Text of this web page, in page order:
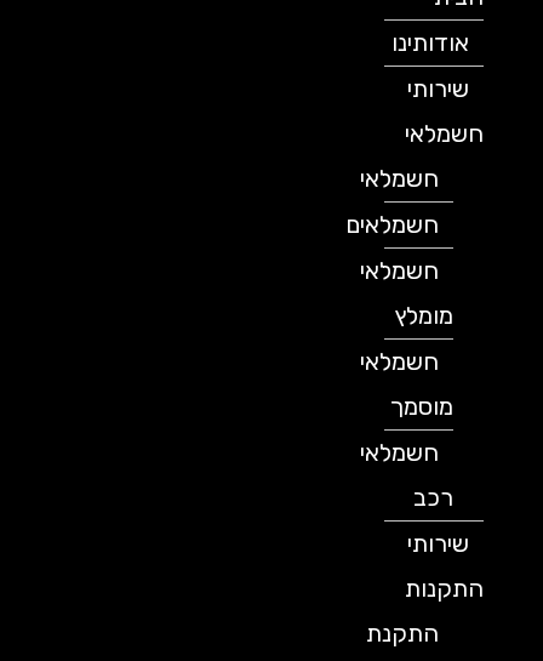
אודותינו
שירותי
חשמלאי
חשמלאי
חשמלאים
חשמלאי
מומלץ
חשמלאי
מוסמך
חשמלאי
שירותי
התקנות
התקנת